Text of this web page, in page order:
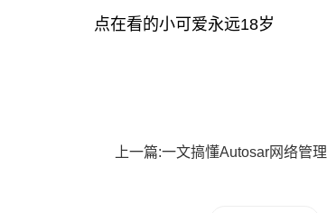
点在看的小可爱永远18岁
上一篇:一文搞懂Autosar网络管理